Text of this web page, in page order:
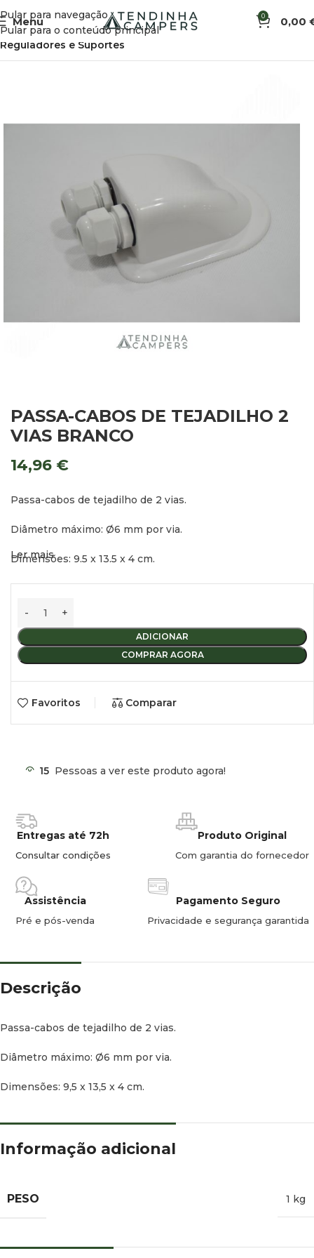
Pular para navegação
Pular para o conteúdo principal
Menu 0 0,00
Início Eletricidade e Energia Solar Energia Solar
Reguladores e Suportes
PASSA-CABOS DE TEJADILHO 2
VIAS BRANCO
14,96 €
Passa-cabos de tejadilho de 2 vias.
Diâmetro máximo: Ø6 mm por via.
Dimensões: 9,5 x 13,5 x 4 cm.
Ler mais
ADICIONAR
COMPRAR AGORA
Favoritos Comparar
15 Pessoas a ver este produto agora!
Entregas até 72h
Consultar condições
Produto Original
Com garantia do fornecedor
Assistência
Pré e pós-venda
Pagamento Seguro
Privacidade e segurança garantida
Descrição
Passa-cabos de tejadilho de 2 vias.
Diâmetro máximo: Ø6 mm por via.
Dimensões: 9,5 x 13,5 x 4 cm.
Informação adicional
PESO 1 kg